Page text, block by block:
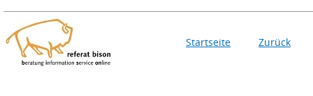
Startseite Zurück